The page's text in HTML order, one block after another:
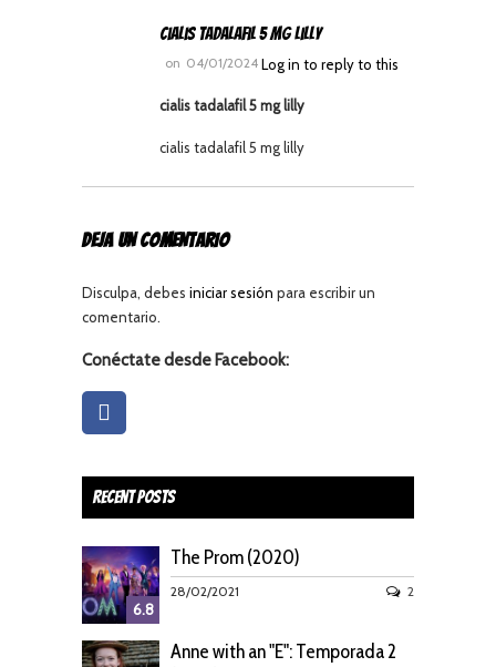
cialis tadalafil 5 mg lilly
on 04/01/2024 Log in to reply to this
cialis tadalafil 5 mg lilly
cialis tadalafil 5 mg lilly
DEJA UN COMENTARIO
Disculpa, debes iniciar sesión para escribir un
comentario.
Conéctate desde Facebook:
Recent Posts
6.8
The Prom (2020)
28/02/2021 2
Anne with an "E": Temporada 2